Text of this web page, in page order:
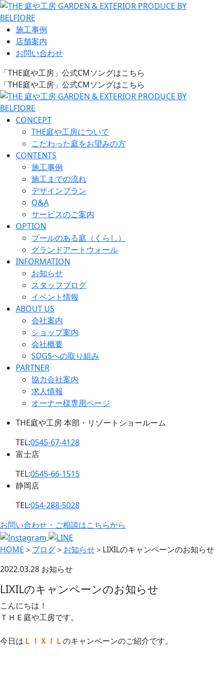
施工事例
店舗案内
お問い合わせ
「THE庭や工房」公式CMソングはこちら
「THE庭や工房」公式CMソングはこちら
CONCEPT
THE庭や工房について
こだわった庭をお望みの方
CONTENTS
施工事例
施工までの流れ
デザインプラン
Q&A
サービスのご案内
OPTION
プールのある庭（くらし）
グランドアートウォール
INFORMATION
お知らせ
スタッフブログ
イベント情報
ABOUT US
会社案内
ショップ案内
会社概要
SDGSへの取り組み
PARTNER
協力会社案内
求人情報
オーナー様専用ページ
THE庭や工房 本部・リゾートショールーム
TEL:0545-67-4128
富士店
TEL:0545-66-1515
静岡店
TEL:054-288-5028
お問い合わせ・ご相談はこちらから
HOME ＞ ブログ＞ お知らせ＞ LIXILのキャンペーンのお知らせ
2022.03.28 お知らせ
LIXILのキャンペーンのお知らせ
こんにちは！
ＴＨＥ庭や工房です。
今日は ＬＩＸＩＬのキャンペーンのご紹介です。